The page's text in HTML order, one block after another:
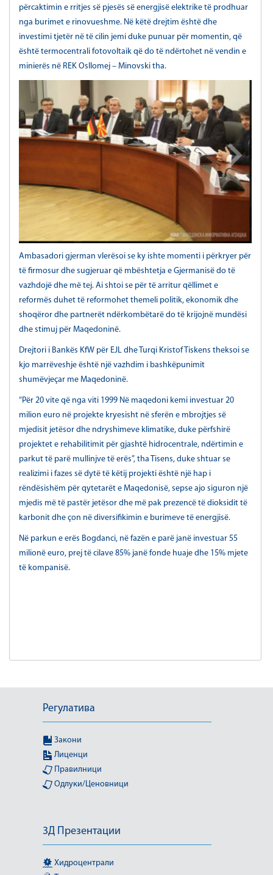
përcaktimin e rritjes së pjesës së energjisë elektrike të prodhuar
nga burimet e rinovueshme. Në këtë drejtim është dhe
investimi tjetër në të cilin jemi duke punuar për momentin, që
është termocentrali fotovoltaik që do të ndërtohet në vendin e
minierës në REK Osllomej – Minovski tha.
Ambasadori gjerman vlerësoi se ky ishte momenti i përkryer për
të firmosur dhe sugjeruar që mbështetja e Gjermanisë do të
vazhdojë dhe më tej. Ai shtoi se për të arritur qëllimet e
reformës duhet të reformohet themeli politik, ekonomik dhe
shoqëror dhe partnerët ndërkombëtarë do të krijojnë mundësi
dhe stimuj për Maqedoninë.
Drejtori i Bankës KfW për EJL dhe Turqi Kristof Tiskens theksoi se
kjo marrëveshje është një vazhdim i bashkëpunimit
shumëvjeçar me Maqedoninë.
“Për 20 vite që nga viti 1999 Në maqedoni kemi investuar 20
milion euro në projekte kryesisht në sferën e mbrojtjes së
mjedisit jetësor dhe ndryshimeve klimatike, duke përfshirë
projektet e rehabilitimit për gjashtë hidrocentrale, ndërtimin e
parkut të parë mullinjve të erës”, tha Tisens, duke shtuar se
realizimi i fazes së dytë të këtij projekti është një hap i
rëndësishëm për qytetarët e Maqedonisë, sepse ajo siguron një
mjedis më të pastër jetësor dhe më pak prezencë të dioksidit të
karbonit dhe çon në diversifikimin e burimeve të energjisë.
Në parkun e erës Bogdanci, në fazën e parë janë investuar 55
milionë euro, prej të cilave 85% janë fonde huaje dhe 15% mjete
të kompanisë.
Регулатива
Закони
Лиценци
Правилници
Одлуки/Ценовници
3Д Презентации
Хидроцентрали